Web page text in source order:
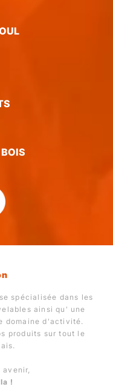
spécialisée dans les
ainsi qu' une
domaine d'activité.
produits sur tout le
avenir,
!